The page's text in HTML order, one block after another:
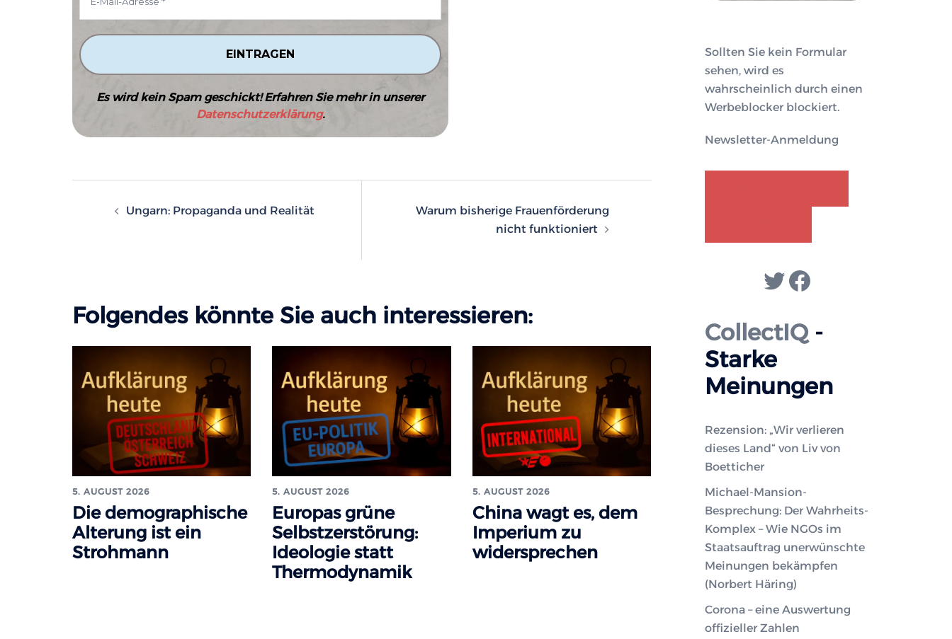
Es wird kein Spam geschickt! Erfahren Sie mehr in unserer
Datenschutzerklärung.
Ungarn: Propaganda und Realität
Warum bisherige Frauenförderung
nicht funktioniert
Folgendes könnte Sie auch interessieren:
5. AUGUST 2026
Die demographische
Alterung ist ein
Strohmann
5. AUGUST 2026
Europas grüne
Selbstzerstörung:
Ideologie statt
Thermodynamik
5. AUGUST 2026
China wagt es, dem
Imperium zu
widersprechen
Sollten Sie kein Formular
sehen, wird es
wahrscheinlich durch einen
Werbeblocker blockiert.
Newsletter-Anmeldung
Twitter
Facebook
CollectIQ-
Starke
Meinungen
Rezension: „Wir verlieren
dieses Land“ von Liv von
Boetticher
Michael-Mansion-
Besprechung: Der Wahrheits-
Komplex – Wie NGOs im
Staatsauftrag unerwünschte
Meinungen bekämpfen
(Norbert Häring)
Corona – eine Auswertung
offizieller Zahlen